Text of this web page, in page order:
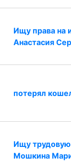
Ищу права на
Анастасия
потерял
Ищу
Мошкина